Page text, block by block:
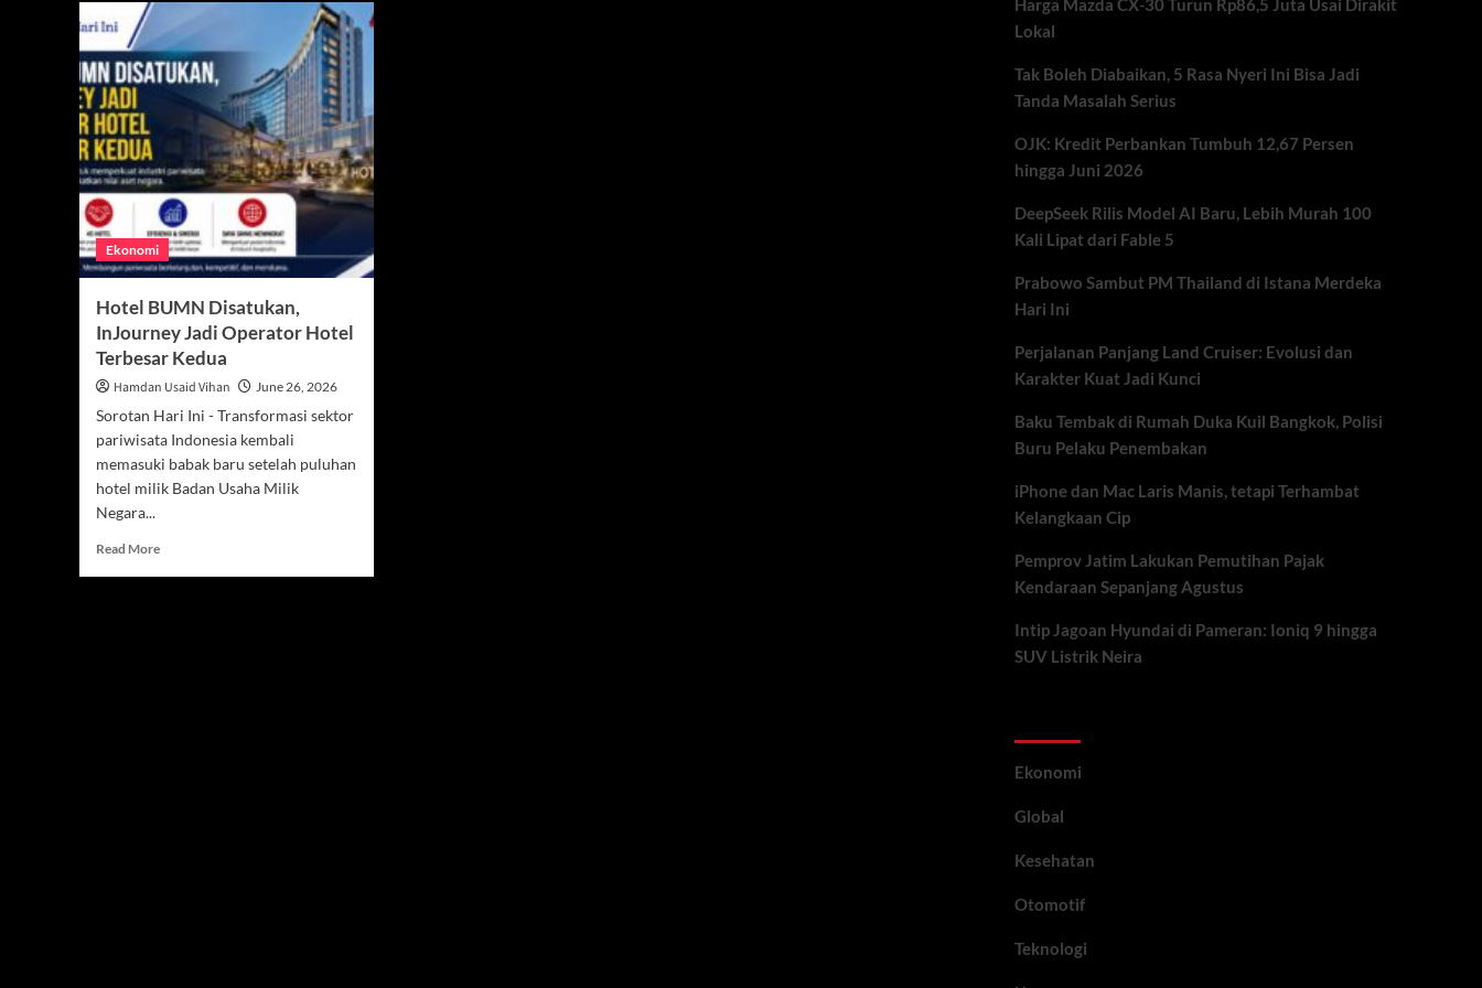
Ekonomi
Hotel BUMN Disatukan,
InJourney Jadi Operator Hotel
Terbesar Kedua
Hamdan Usaid Vihan June 26, 2026
Sorotan Hari Ini - Transformasi sektor
pariwisata Indonesia kembali
memasuki babak baru setelah puluhan
hotel milik Badan Usaha Milik
Negara...
Read MoreRead
Lokal
Tak Boleh Diabaikan, 5 Rasa Nyeri Ini Bisa Jadi
Tanda Masalah Serius
OJK: Kredit Perbankan Tumbuh 12,67 Persen
hingga Juni 2026
DeepSeek Rilis Model AI Baru, Lebih Murah 100
Kali Lipat dari Fable 5
Prabowo Sambut PM Thailand di Istana Merdeka
Hari Ini
Perjalanan Panjang Land Cruiser: Evolusi dan
Karakter Kuat Jadi Kunci
Baku Tembak di Rumah Duka Kuil Bangkok, Polisi
Buru Pelaku Penembakan
iPhone dan Mac Laris Manis, tetapi Terhambat
Kelangkaan Cip
Pemprov Jatim Lakukan Pemutihan Pajak
Kendaraan Sepanjang Agustus
Intip Jagoan Hyundai di Pameran: Ioniq 9 hingga
SUV Listrik Neira
Ekonomi
Global
Kesehatan
Otomotif
Teknologi